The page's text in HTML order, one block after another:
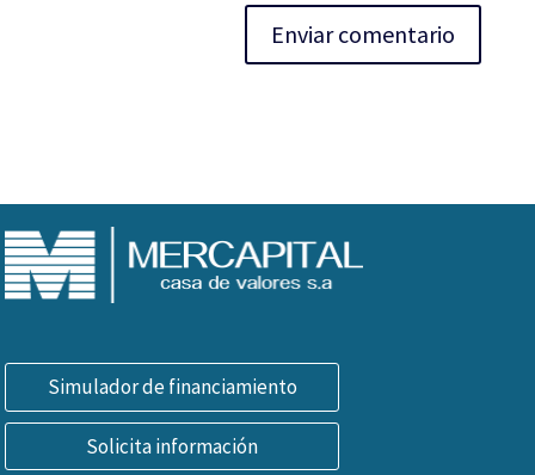
Simulador de financiamiento
Solicita información